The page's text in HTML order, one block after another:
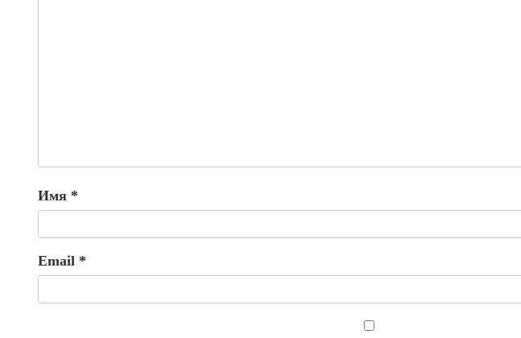
Имя *
Email *